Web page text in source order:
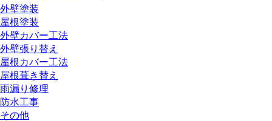
外壁塗装
屋根塗装
外壁カバー工法
外壁張り替え
屋根カバー工法
屋根葺き替え
雨漏り修理
防水工事
その他